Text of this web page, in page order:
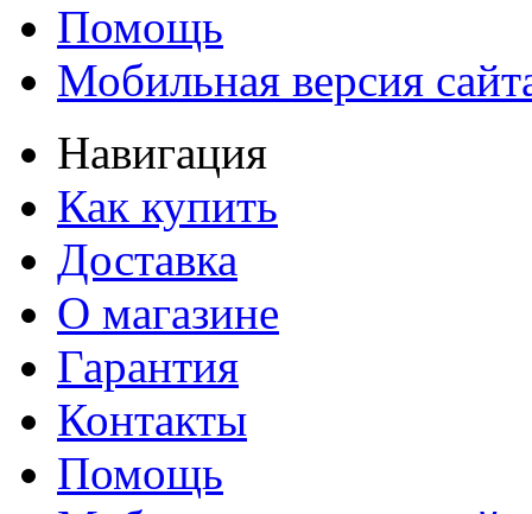
Помощь
Мобильная версия
Навигация
Как купить
Доставка
О магазине
Гарантия
Контакты
Помощь